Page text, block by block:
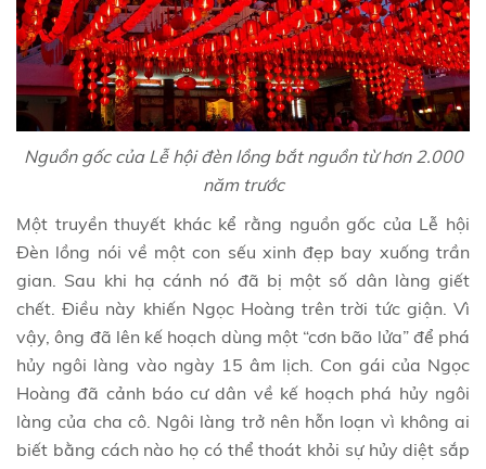
Nguồn gốc của Lễ hội đèn lồng bắt nguồn từ hơn 2.000
năm trước
Một truyền thuyết khác kể rằng nguồn gốc của Lễ hội
Đèn lồng nói về một con sếu xinh đẹp bay xuống trần
gian. Sau khi hạ cánh nó đã bị một số dân làng giết
chết. Điều này khiến Ngọc Hoàng trên trời tức giận. Vì
vậy, ông đã lên kế hoạch dùng một “cơn bão lửa” để phá
hủy ngôi làng vào ngày 15 âm lịch. Con gái của Ngọc
Hoàng đã cảnh báo cư dân về kế hoạch phá hủy ngôi
làng của cha cô. Ngôi làng trở nên hỗn loạn vì không ai
biết bằng cách nào họ có thể thoát khỏi sự hủy diệt sắp